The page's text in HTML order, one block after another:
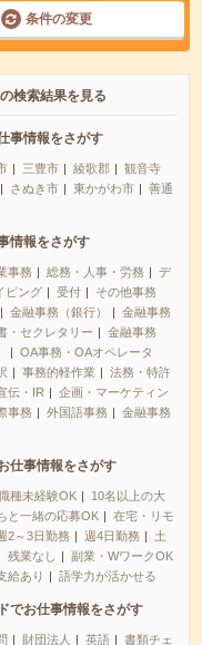
条件の変更
検索結果を見る
事情報をさがす
三豊市 綾歌郡
観音寺
さぬき市 東かがわ市
善通
情報をさがす
事務 総務・人事・労務
デ
ピング
受付
その他事務
金融事務（銀行）
金融事務
・セクレタリー
金融事務
OA事務・OAオペレータ
事務的軽作業
法務・特許
伝・IR
企画・マーケティン
事務 外国語事務
金融事務
仕事情報をさがす
種未経験OK
10名以上の大
と一緒の応募OK
在宅・リモ
2～3日勤務 週4日勤務
土
残業なし
副業・WワークOK
給あり
語学力が活かせる
でお仕事情報をさがす
財団法人 英語
書類チェ